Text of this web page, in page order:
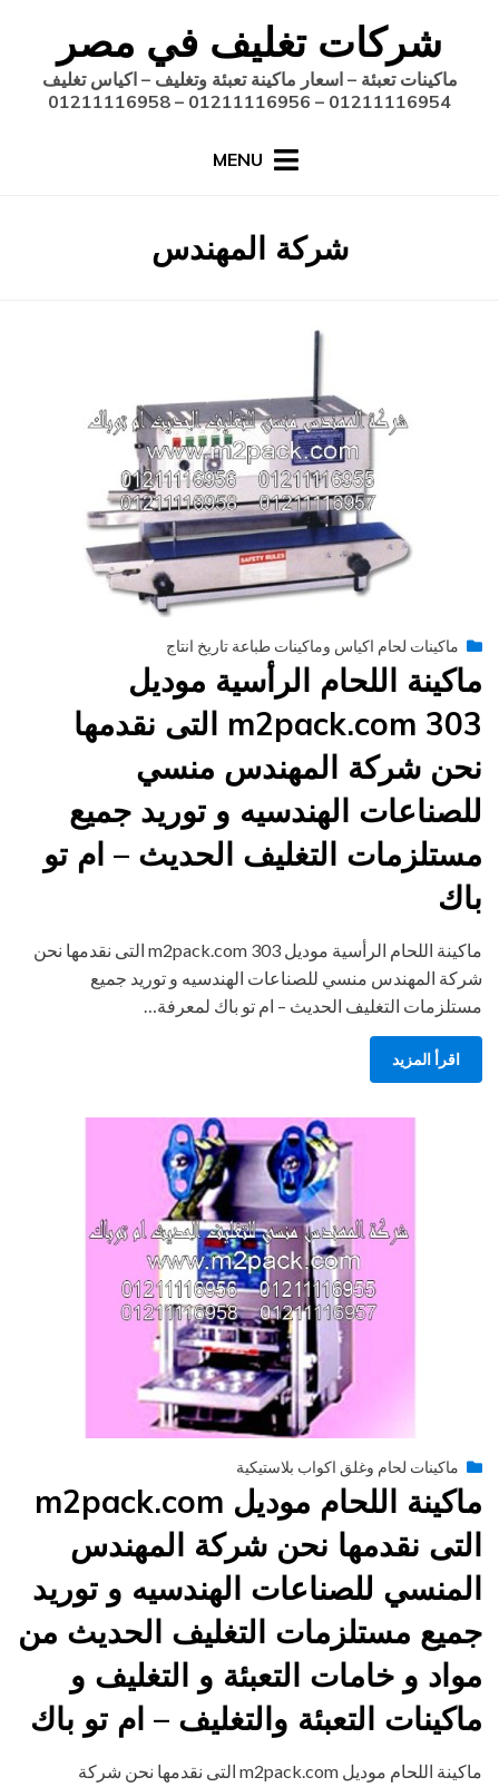
content
شركات تغليف في مصر
ماكينات تعبئة – اسعار ماكينة تعبئة وتغليف – اكياس تغليف
01211116954 – 01211116956 – 01211116958
MENU
الوسم
:
شركة المهندس
byengmansyPosted
فبراير 22, 2015
ماكينات لحام اكياس وماكينات طباعة تاريخ انتاج
ماكينة اللحام الرأسية موديل
m2pack.com 303 التى نقدمها
نحن شركة المهندس منسي
للصناعات الهندسيه و توريد جميع
مستلزمات التغليف الحديث – ام تو
باك
ماكينة اللحام الرأسية موديل m2pack.com 303 التى نقدمها نحن
شركة المهندس منسي للصناعات الهندسيه و توريد جميع
مستلزمات التغليف الحديث – ام تو باك لمعرفة…
اقرأ المزيد
byengmansyPosted
فبراير 22, 2015
ماكينات لحام وغلق اكواب بلاستيكية
ماكينة اللحام موديل m2pack.com
التى نقدمها نحن شركة المهندس
المنسي للصناعات الهندسيه و توريد
جميع مستلزمات التغليف الحديث من
مواد و خامات التعبئة و التغليف و
ماكينات التعبئة والتغليف – ام تو باك
ماكينة اللحام موديل m2pack.com التى نقدمها نحن شركة